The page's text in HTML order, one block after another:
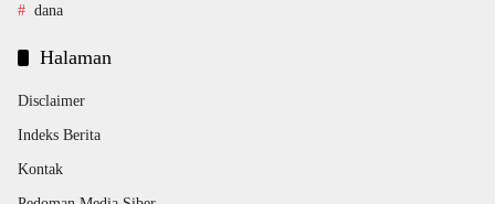
dana
Halaman
Disclaimer
Indeks Berita
Kontak